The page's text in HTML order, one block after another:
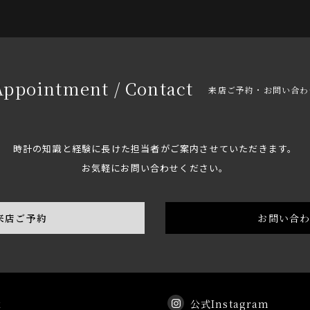
/ Contact 来店ご予約・お問い合
時計の知識と経験に長けた担当者がご案内させていただきます。
お気軽にお問い合わせください。
店ご予約 お問い合
公式Instagram